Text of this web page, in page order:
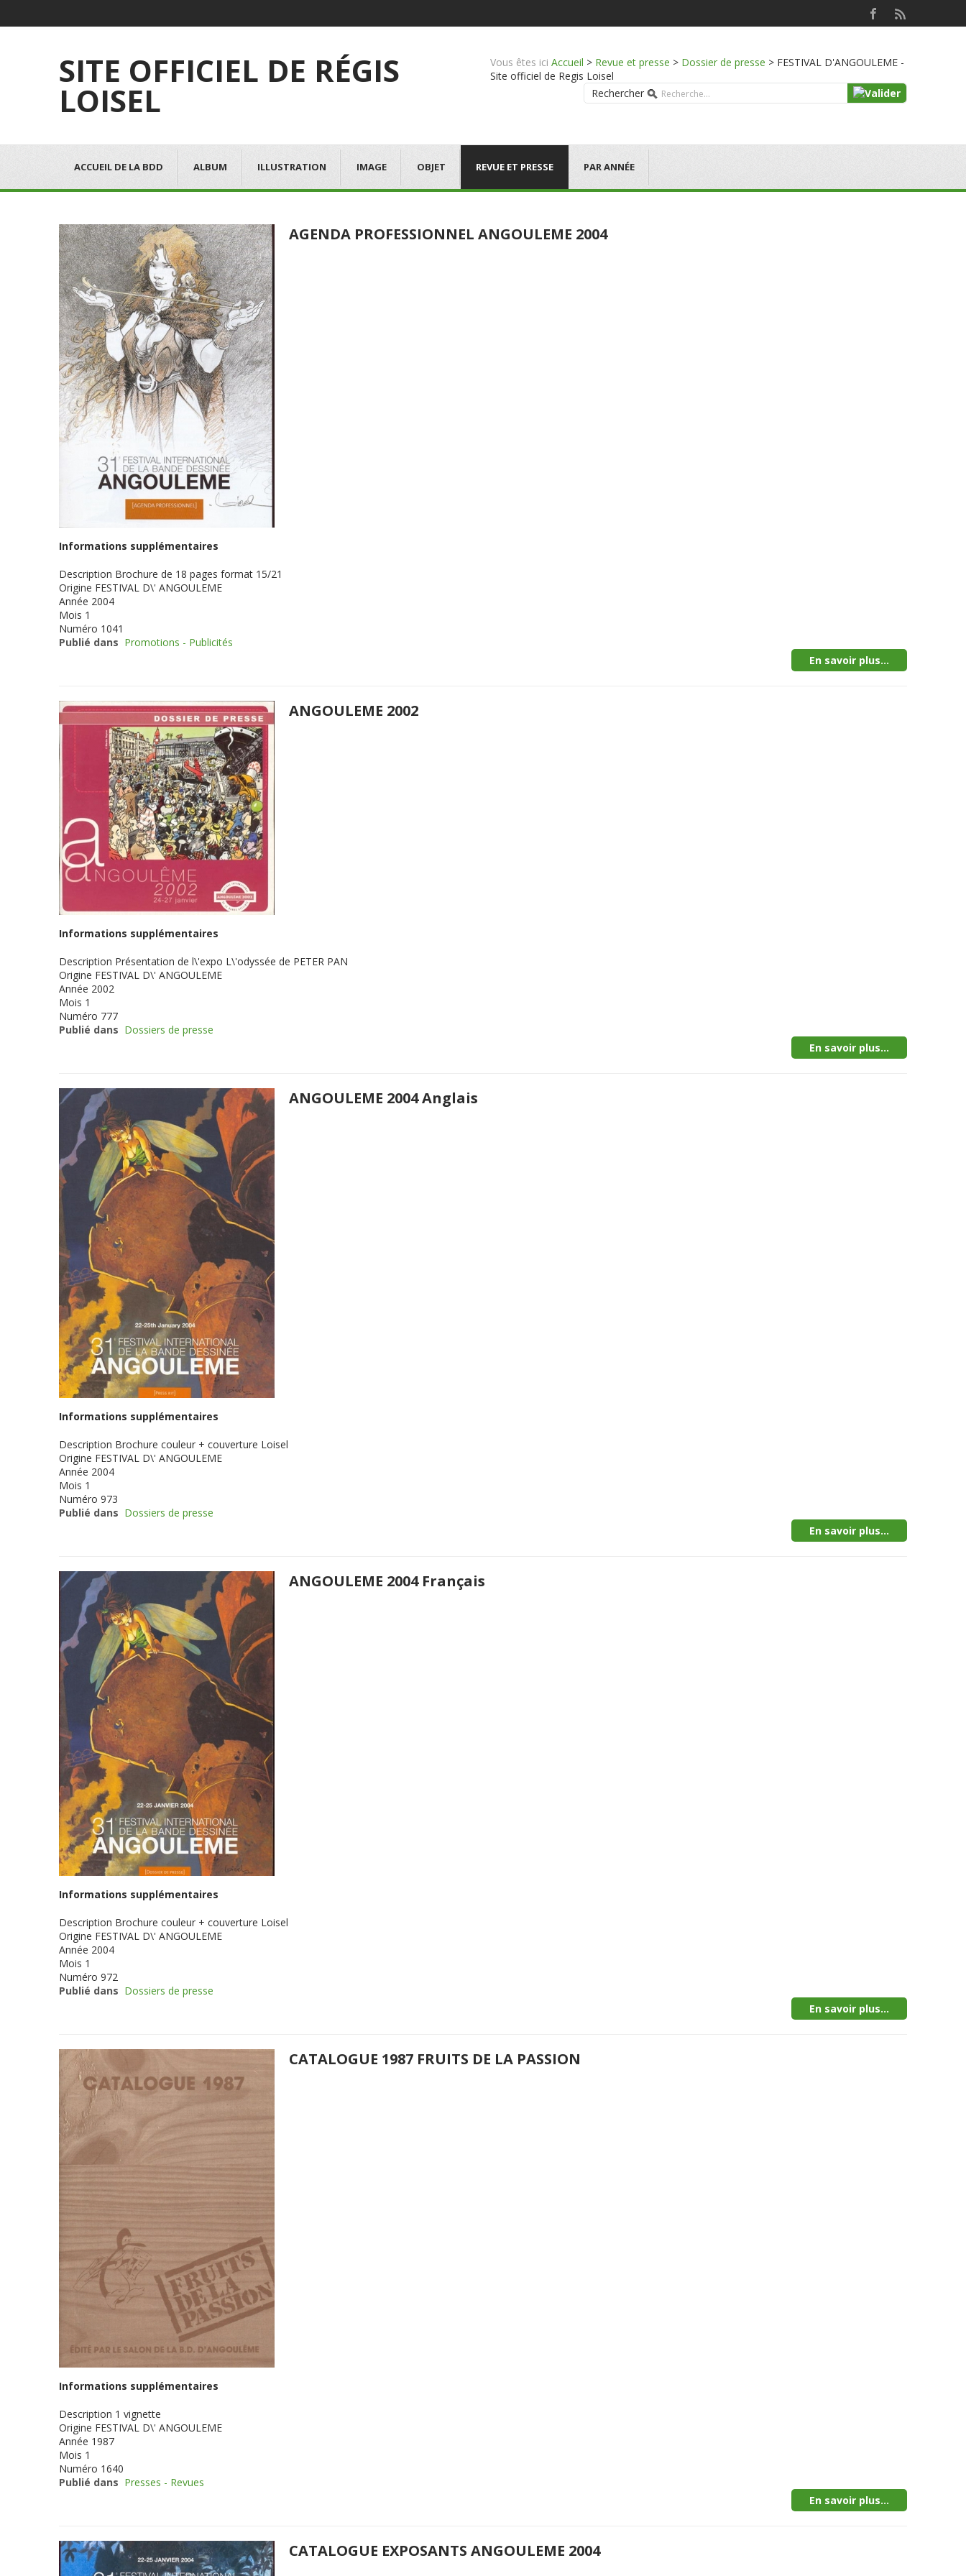
SITE OFFICIEL DE RÉGIS
LOISEL
Vous êtes ici Accueil > Revue et presse > Dossier de presse > FESTIVAL D'ANGOULEME -
Site officiel de Regis Loisel
Rechercher
ACCUEIL DE LA BDD ALBUM ILLUSTRATION IMAGE OBJET REVUE ET PRESSE PAR ANNÉE
AGENDA PROFESSIONNEL ANGOULEME 2004
Informations supplémentaires
Description Brochure de 18 pages format 15/21
Origine FESTIVAL D\' ANGOULEME
Année 2004
Mois 1
Numéro 1041
Publié dans Promotions - Publicités
En savoir plus...
ANGOULEME 2002
Informations supplémentaires
Description Présentation de l\'expo L\'odyssée de PETER PAN
Origine FESTIVAL D\' ANGOULEME
Année 2002
Mois 1
Numéro 777
Publié dans Dossiers de presse
En savoir plus...
ANGOULEME 2004 Anglais
Informations supplémentaires
Description Brochure couleur + couverture Loisel
Origine FESTIVAL D\' ANGOULEME
Année 2004
Mois 1
Numéro 973
Publié dans Dossiers de presse
En savoir plus...
ANGOULEME 2004 Français
Informations supplémentaires
Description Brochure couleur + couverture Loisel
Origine FESTIVAL D\' ANGOULEME
Année 2004
Mois 1
Numéro 972
Publié dans Dossiers de presse
En savoir plus...
CATALOGUE 1987 FRUITS DE LA PASSION
Informations supplémentaires
Description 1 vignette
Origine FESTIVAL D\' ANGOULEME
Année 1987
Mois 1
Numéro 1640
Publié dans Presses - Revues
En savoir plus...
CATALOGUE EXPOSANTS ANGOULEME 2004